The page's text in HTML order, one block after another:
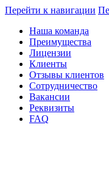
Перейти к навигации
Наша команда
Преимущества
Лицензии
Клиенты
Отзывы клиентов
Сотрудничество
Вакансии
Реквизиты
FAQ